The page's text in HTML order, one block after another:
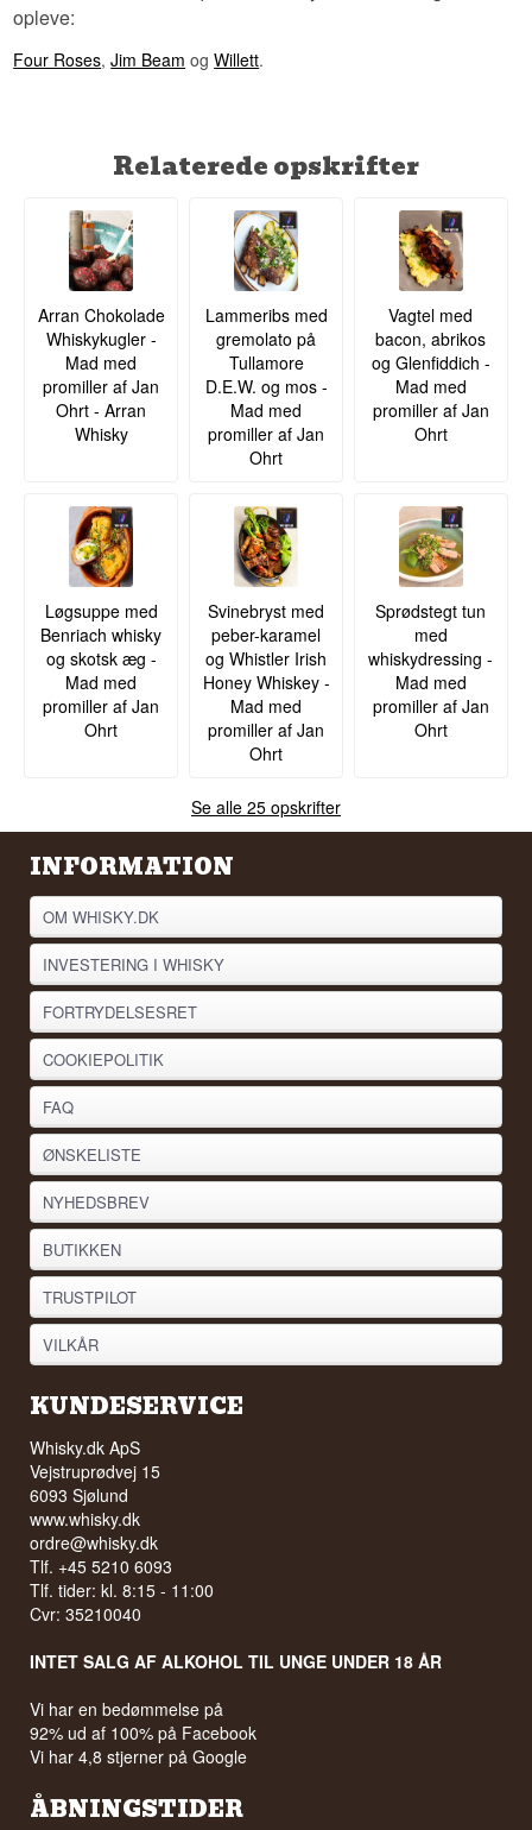
opleve:
Four Roses,Jim Beam ogWillett.
Relaterede opskrifter
Arran Chokolade
Whiskykugler -
Mad med
promiller af Jan
Ohrt - Arran
Whisky
Lammeribs med
gremolato på
Tullamore
D.E.W. og mos -
Mad med
promiller af Jan
Ohrt
Vagtel med
bacon, abrikos
og Glenfiddich -
Mad med
promiller af Jan
Ohrt
Løgsuppe med
Benriach whisky
og skotsk æg -
Mad med
promiller af Jan
Ohrt
Svinebryst med
peber-karamel
og Whistler Irish
Honey Whiskey -
Mad med
promiller af Jan
Ohrt
Sprødstegt tun
med
whiskydressing -
Mad med
promiller af Jan
Ohrt
Se alle 25 opskrifter
INFORMATION
OM WHISKY.DK
INVESTERING I WHISKY
FORTRYDELSESRET
COOKIEPOLITIK
FAQ
ØNSKELISTE
NYHEDSBREV
BUTIKKEN
TRUSTPILOT
VILKÅR
KUNDESERVICE
Whisky.dk ApS
Vejstruprødvej 15
6093 Sjølund
www.whisky.dk
ordre@whisky.dk
Tlf. +45 5210 6093
Tlf. tider: kl. 8:15 - 11:00
Cvr: 35210040
INTET SALG AF ALKOHOL TIL UNGE UNDER 18 ÅR
Vi har en bedømmelse på
92% ud af 100% på Facebook
Vi har 4,8 stjerner på Google
ÅBNINGSTIDER